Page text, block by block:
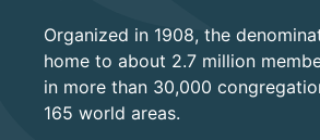
Organized in 1908, the
home to about 2.7 million
in more than 30,000
165 world areas.